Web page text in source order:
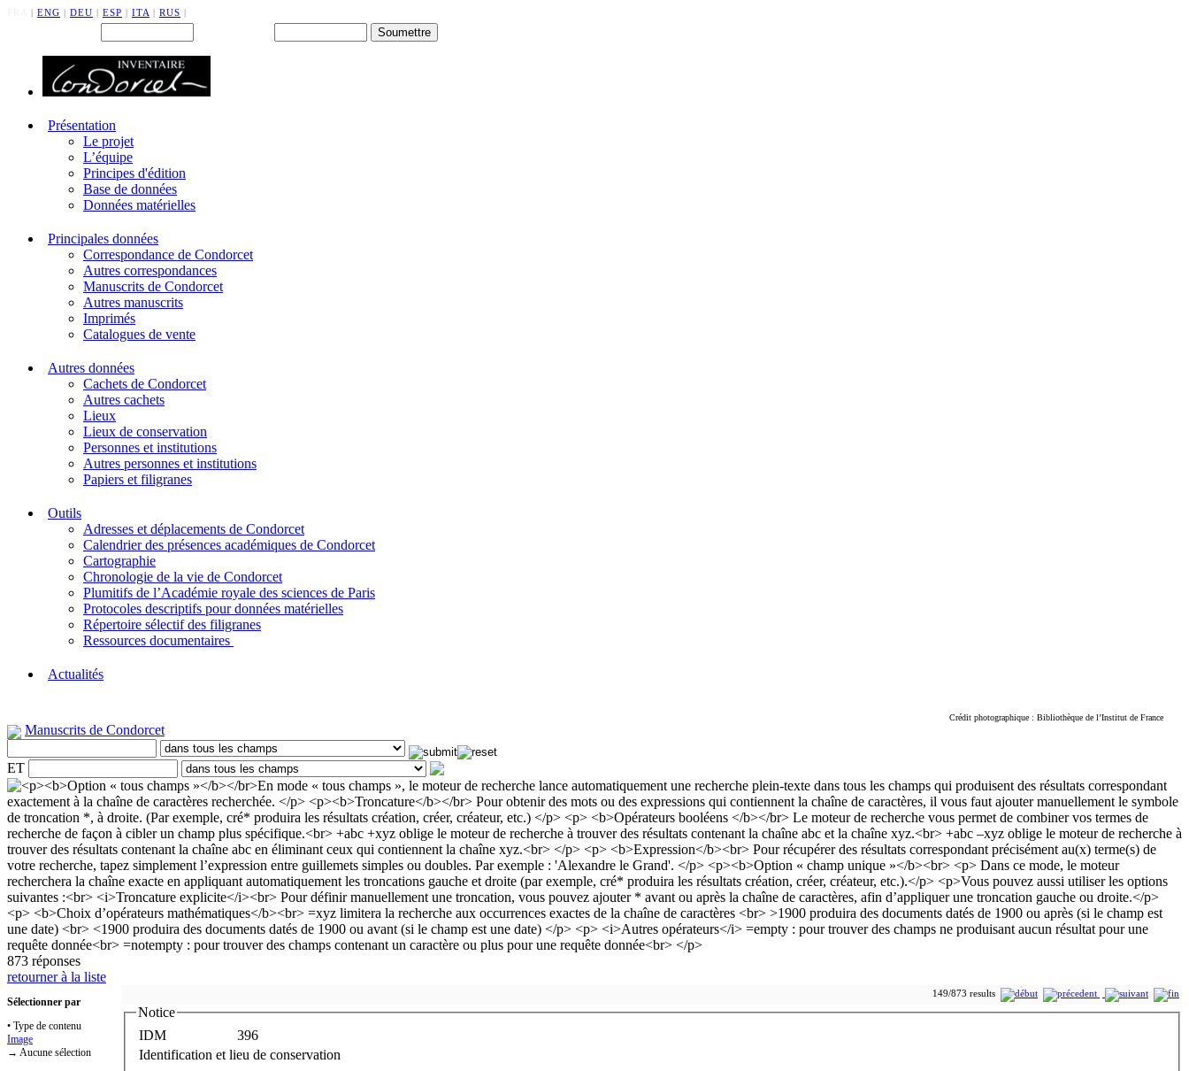
| ENG | DEU | ESP | ITA | RUS |
Présentation
Le projet
L’équipe
Principes d'édition
Base de données
Données matérielles
Principales données
Correspondance de Condorcet
Autres correspondances
Manuscrits de Condorcet
Autres manuscrits
Imprimés
Catalogues de vente
Autres données
Cachets de Condorcet
Autres cachets
Lieux
Lieux de conservation
Personnes et institutions
Autres personnes et institutions
Papiers et filigranes
Outils
Adresses et déplacements de Condorcet
Calendrier des présences académiques de Condorcet
Cartographie
Chronologie de la vie de Condorcet
Plumitifs de l’Académie royale des sciences de Paris
Protocoles descriptifs pour données matérielles
Répertoire sélectif des filigranes
Ressources documentaires
Actualités
Crédit photographique : Bibliothèque de l’Institut de France
Manuscrits de Condorcet
ET
873 réponses
retourner à la liste
Sélectionner par
• Type de contenu
Image
→ Aucune sélection
149/873 results
Notice
IDM
396
Identification et lieu de conservation